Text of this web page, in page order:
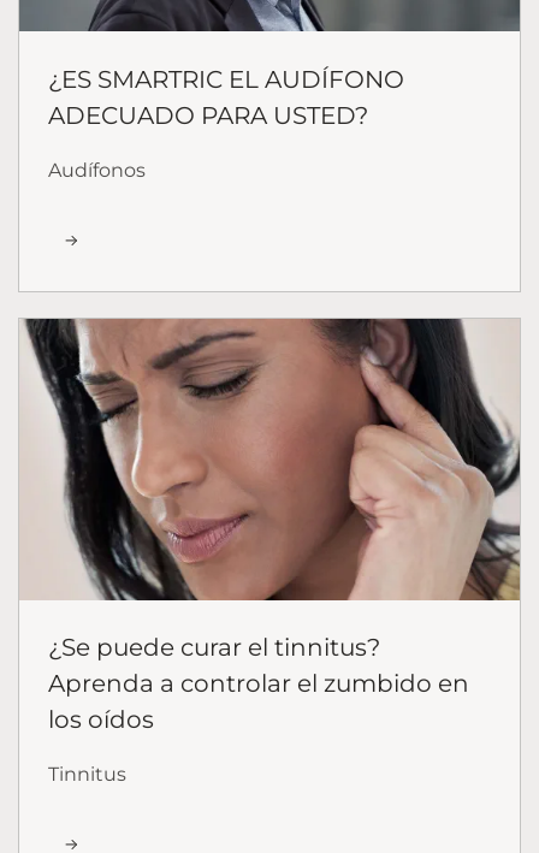
¿ES SMARTRIC EL AUDÍFONO
ADECUADO PARA USTED?
Audífonos
¿Se puede curar el tinnitus?
Aprenda a controlar el zumbido en
los oídos
Tinnitus